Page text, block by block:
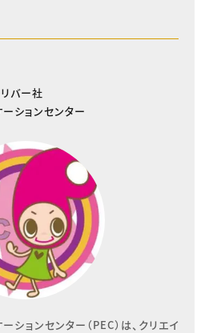
バー社
ションセンター
ションセンター（PEC）は、クリエイ